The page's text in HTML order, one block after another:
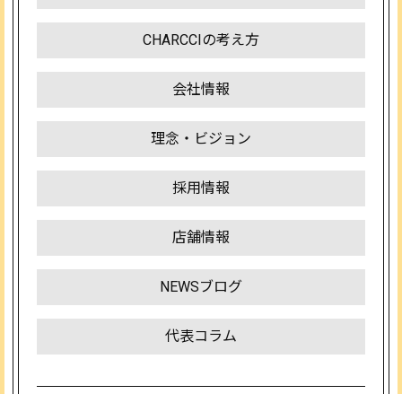
CHARCCIの考え方
会社情報
理念・ビジョン
採用情報
店舗情報
NEWSブログ
代表コラム